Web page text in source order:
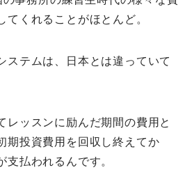
てくれることがほとんど。
ステムは、日本とは違っていて
レッスンに励んだ期間の費用と
期投資費用を回収し終えてか
支払われるんです。